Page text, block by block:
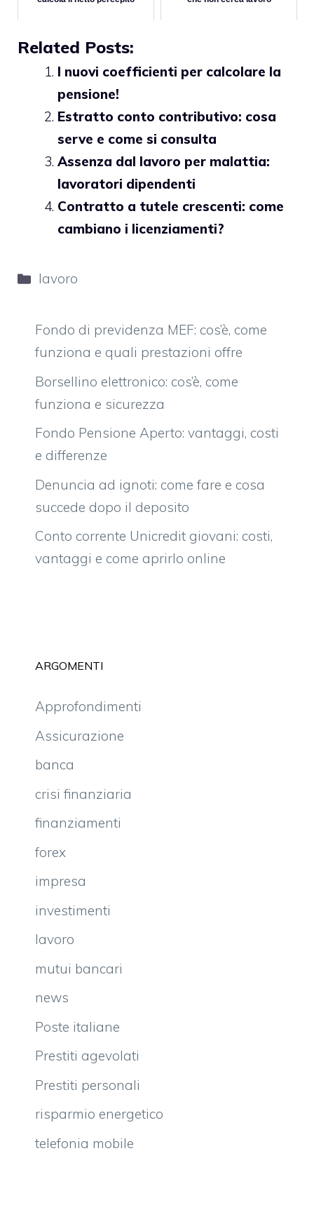
Related Posts:
I nuovi coefficienti per calcolare la
pensione!
Estratto conto contributivo: cosa
serve e come si consulta
Assenza dal lavoro per malattia:
lavoratori dipendenti
Contratto a tutele crescenti: come
cambiano i licenziamenti?
Categorie
lavoro
Fondo di previdenza MEF: cos’è, come
funziona e quali prestazioni offre
Borsellino elettronico: cos’è, come
funziona e sicurezza
Fondo Pensione Aperto: vantaggi, costi
e differenze
Denuncia ad ignoti: come fare e cosa
succede dopo il deposito
Conto corrente Unicredit giovani: costi,
vantaggi e come aprirlo online
ARGOMENTI
Approfondimenti
Assicurazione
banca
crisi finanziaria
finanziamenti
forex
impresa
investimenti
lavoro
mutui bancari
news
Poste italiane
Prestiti agevolati
Prestiti personali
risparmio energetico
telefonia mobile